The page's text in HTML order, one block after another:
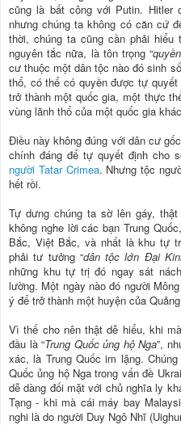
cũng là bất công với Putin. Hitler
nhưng chúng ta không có căn cứ
thời, chúng ta cũng cần phải
nguyên tắc nữa, là tôn trọng “
cư thuộc một dân tộc nào đó sinh
thổ, có thể có quyền được tự
trở thành một quốc gia, một thực
vùng lãnh thổ của một quốc gia
Điều này không đúng với dân cư
chính đáng để tự quyết định cho
người Tatar Crimea. Nhưng tộc
hết rồi.
Tự dưng chúng ta sờ lên gáy,
không nghe lời các bạn Trung
Bắc, Việt Bắc, và nhất là khu tự
phải tư tưởng “dân tộc lớn Đại
những khu tự trị đó ngay sát
lường. Một ngày nào đó người
ý để trở thành một huyện của
Vì thế cho nên thật dễ hiểu, khi
đầu là “Trung Quốc ủng hộ Nga”,
xác, là Trung Quốc im lặng.
Quốc ủng hộ Nga trong vấn đề
dễ dàng đối mặt với chủ nghĩa ly
Tạng - khi mà cái máy bay
nghi là do người Duy Ngô Nhĩ